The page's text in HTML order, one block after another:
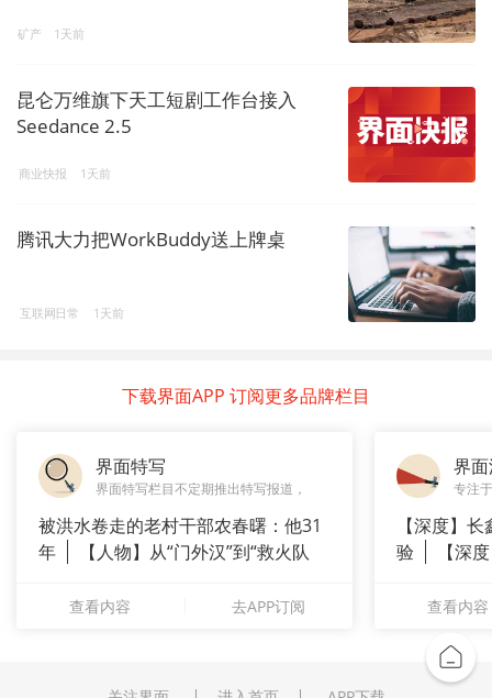
矿产 1天前
昆仑万维旗下天工短剧工作台接入
Seedance 2.5
商业快报 1天前
腾讯大力把WorkBuddy送上牌桌
互联网日常 1天前
下载界面APP 订阅更多品牌栏目
界面特写
界面特写栏目不定期推出特写报道，
被洪水卷走的老村干部农春曙：他31
年
【人物】从“门外汉”到“救火队
查看内容 去APP订阅
界
专注
【深度】
验
【深
查看内容